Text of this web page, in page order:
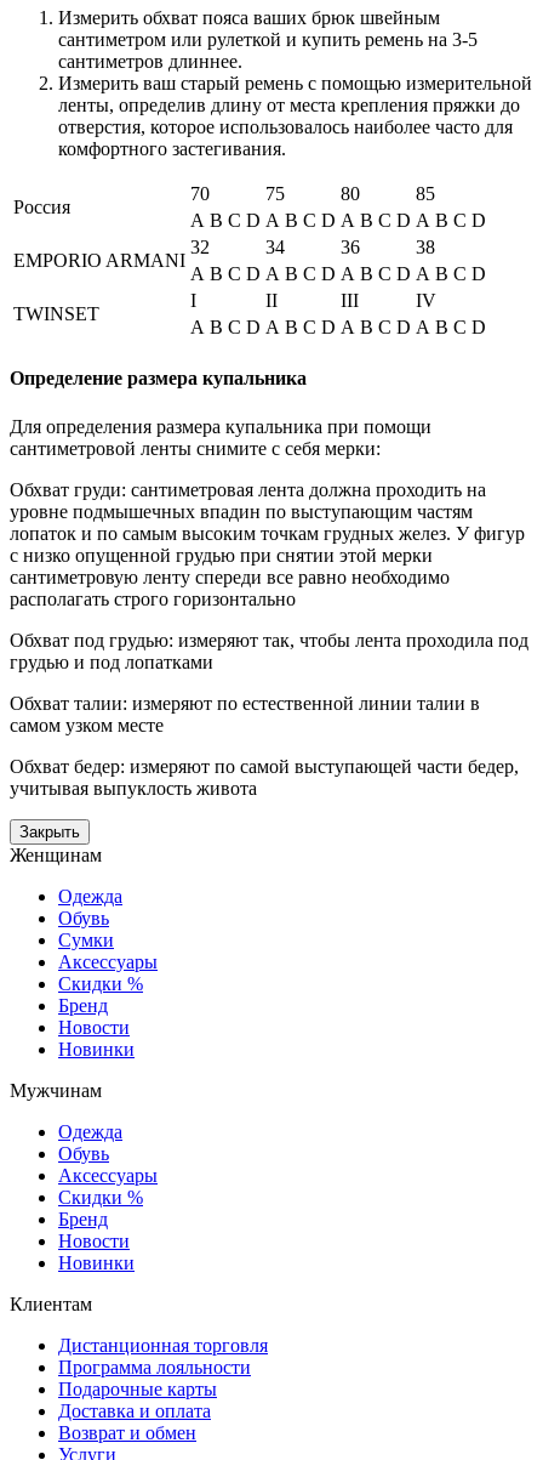
Измерить обхват пояса ваших брюк швейным
сантиметром или рулеткой и купить ремень на 3-5
сантиметров длиннее.
Измерить ваш старый ремень с помощью измерительной
ленты, определив длину от места крепления пряжки до
отверстия, которое использовалось наиболее часто для
комфортного застегивания.
Россия
70 75 80
85
A B C D A B C D A B C D A B C D
EMPORIO ARMANI
32 34 36
38
A B C D A B C D A B C D A B C D
TWINSET
I II III
IV
A B C D A B C D A B C D A B C D
Определение размера купальника
Для определения размера купальника при помощи
сантиметровой ленты снимите с себя мерки:
Обхват груди: сантиметровая лента должна проходить на
уровне подмышечных впадин по выступающим частям
лопаток и по самым высоким точкам грудных желез. У фигур
с низко опущенной грудью при снятии этой мерки
сантиметровую ленту спереди все равно необходимо
располагать строго горизонтально
Обхват под грудью: измеряют так, чтобы лента проходила под
грудью и под лопатками
Обхват талии: измеряют по естественной линии талии в
самом узком месте
Обхват бедер: измеряют по самой выступающей части бедер,
учитывая выпуклость живота
Закрыть
Женщинам
Одежда
Обувь
Сумки
Аксессуары
Скидки %
Бренд
Новости
Новинки
Мужчинам
Одежда
Обувь
Аксессуары
Скидки %
Бренд
Новости
Новинки
Клиентам
Дистанционная торговля
Программа лояльности
Подарочные карты
Доставка и оплата
Возврат и обмен
Услуги